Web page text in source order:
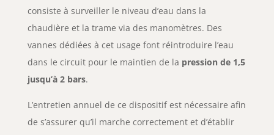
consiste à surveiller le niveau d’eau dans la
chaudière et la trame via des manomètres. Des
vannes dédiées à cet usage font réintroduire l’eau
dans le circuit pour le maintien de la pression de 1,5
jusqu’à 2 bars.
L’entretien annuel de ce dispositif est nécessaire afin
de s’assurer qu’il marche correctement et d’établir